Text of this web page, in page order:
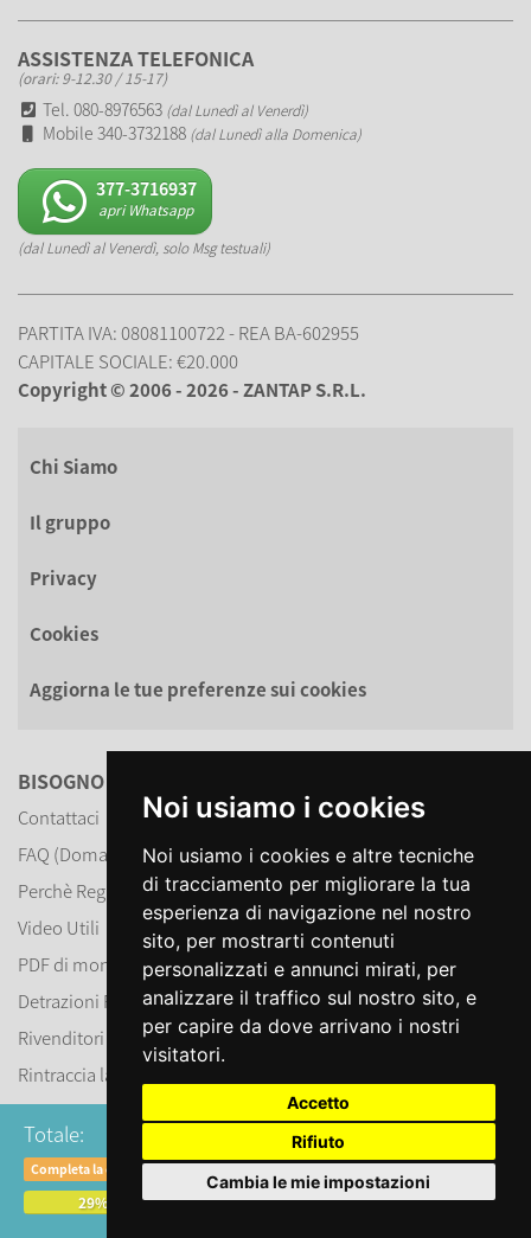
Noi usiamo i cookies
Noi usiamo i cookies e altre tecniche
di tracciamento per migliorare la tua
esperienza di navigazione nel nostro
sito, per mostrarti contenuti
personalizzati e annunci mirati, per
analizzare il traffico sul nostro sito, e
per capire da dove arrivano i nostri
visitatori.
Accetto
Rifiuto
Cambia le mie impostazioni
Totale: € 36,799
Completa la configurazione al 100% per calcolare il prezzo definitivo
29%
ASSISTENZA TELEFONICA
(orari: 9-12.30 / 15-17)
Tel. 080-8976563 (dal Lunedì al Venerdì)
Mobile 340-3732188 (dal Lunedì alla Domenica)
377-3716937
apri Whatsapp
(dal Lunedì al Venerdì, solo Msg testuali)
PARTITA IVA: 08081100722 - REA BA-602955
CAPITALE SOCIALE: €20.000
Copyright © 2006 - 2026 - ZANTAP S.R.L.
Chi Siamo
Il gruppo
Privacy
Cookies
Aggiorna le tue preferenze sui cookies
BISOGNO D'AIUTO?
Contattaci
FAQ (Domande Frequenti)
Perchè Registrarsi?
Video Utili
PDF di montaggio articoli
Detrazioni Fiscali 2026
Rivenditori
Rintraccia la tua spedizione
NOVITÀ
Foto dei nostri clienti